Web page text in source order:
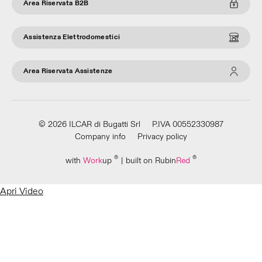
Area Riservata B2B
Assistenza Elettrodomestici
Area Riservata Assistenze
© 2026 ILCAR di Bugatti Srl
P.IVA 00552330987
Company info
Privacy policy
with Workup ® | built on RubinRed ®
Apri Video